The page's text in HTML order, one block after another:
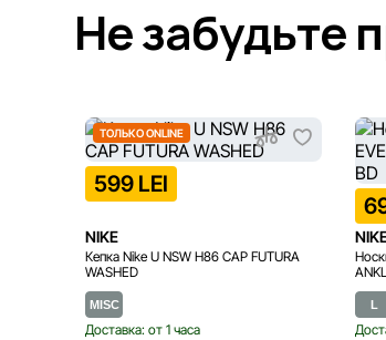
Не забудьте
ТОЛЬКО ONLINE
599 LEI
NIKE
Кепка Nike U NSW H86 CAP FUTURA
WASHED
MISC
Доставка: от 1 часа
L